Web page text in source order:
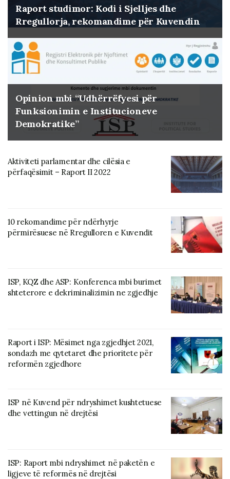
Raport studimor: Kodi i Sjelljes dhe
Rregullorja, rekomandime për Kuvendin
Opinion mbi “Udhërrëfyesi për
Funksionimin e Institucioneve
Demokratike”
Aktiviteti parlamentar dhe cilësia e
përfaqësimit – Raport II 2022
10 rekomandime për ndërhyrje
përmirësuese në Rregulloren e Kuvendit
ISP, KQZ dhe ASP: Konferenca mbi burimet
shteterore e dekriminalizimin ne zgjedhje
Raport i ISP: Mësimet nga zgjedhjet 2021,
sondazh me qytetaret dhe prioritete për
reformën zgjedhore
ISP në Kuvend për ndryshimet kushtetuese
dhe vettingun në drejtësi
ISP: Raport mbi ndryshimet në paketën e
ligjeve të reformës në drejtësi